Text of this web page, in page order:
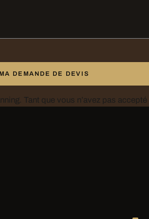
DEMANDE DE DEVIS
Nous vous répondons par téléphone ou par écrit, après vérification du